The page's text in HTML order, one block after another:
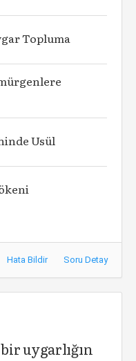
Topluma
Usül
Hata Bildir Soru Detay
uygarlığın